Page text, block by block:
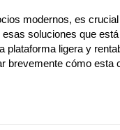
modernos, es
soluciones que
plataforma ligera y
brevemente cómo esta